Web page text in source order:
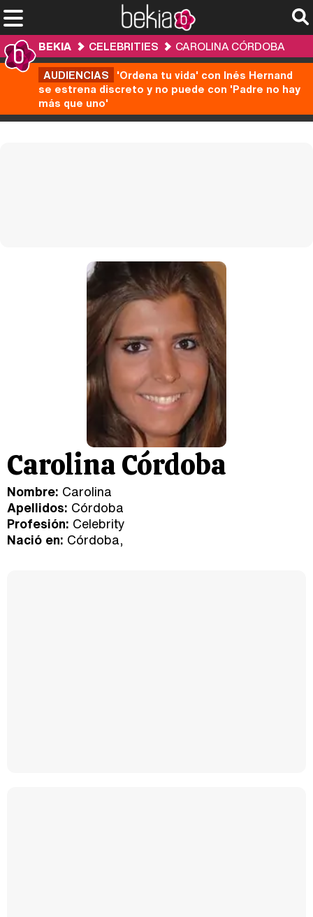
BEKIA CELEBRITIES
CAROLINA CÓRDOBA
AUDIENCIAS 'Ordena tu vida' con Inés Hernand
se estrena discreto y no puede con 'Padre no hay
más que uno'
Carolina Córdoba
Nombre: Carolina
Apellidos: Córdoba
Profesión: Celebrity
Nació en: Córdoba,